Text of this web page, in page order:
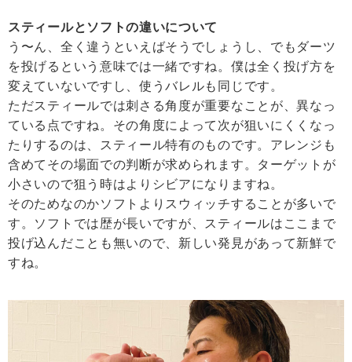
スティールとソフトの違いについて
う〜ん、全く違うといえばそうでしょうし、でもダーツ
を投げるという意味では一緒ですね。僕は全く投げ方を
変えていないですし、使うバレルも同じです。
ただスティールでは刺さる角度が重要なことが、異なっ
ている点ですね。その角度によって次が狙いにくくなっ
たりするのは、スティール特有のものです。アレンジも
含めてその場面での判断が求められます。ターゲットが
小さいので狙う時はよりシビアになりますね。
そのためなのかソフトよりスウィッチすることが多いで
す。ソフトでは歴が長いですが、スティールはここまで
投げ込んだことも無いので、新しい発見があって新鮮で
すね。